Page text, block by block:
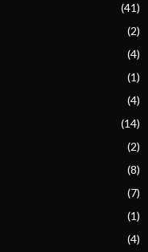
(41)
(2)
(4)
(1)
(4)
(14)
(2)
(8)
(7)
(1)
(4)